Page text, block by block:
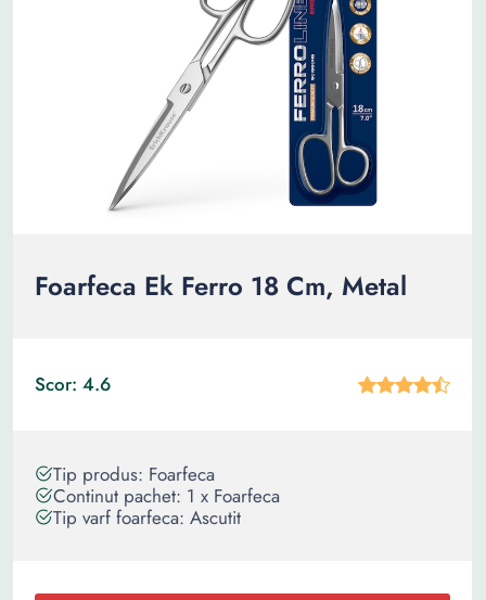
Foarfeca Ek Ferro 18 Cm, Metal
Scor: 4.6
Tip produs: Foarfeca
Continut pachet: 1 x Foarfeca
Tip varf foarfeca: Ascutit